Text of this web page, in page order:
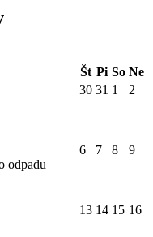
Št Pi So Ne
30 31 1 2
odpadu
6 7 8 9
13 14 15 16